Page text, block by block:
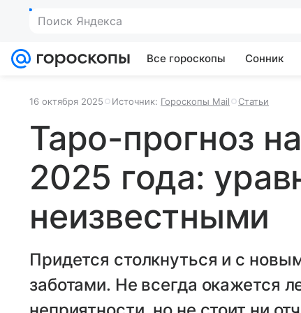
Поиск Яндекса
Все гороскопы Сонник
16 октября 2025 Источник: Гороскопы Mail Статьи
Таро-прогноз
2025 года:
неизвестными
Придется столкнуться и с
заботами. Не всегда окажется